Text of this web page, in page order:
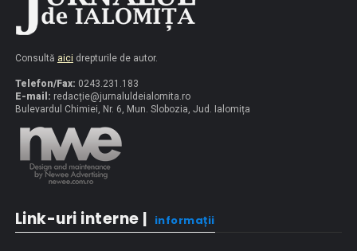
Consultă aici drepturile de autor.
Telefon/Fax: 0243.231.183
E-mail: redacție@jurnaluldeialomita.ro
Bulevardul Chimiei, Nr. 6, Mun. Slobozia, Jud. Ialomița
Link-uri interne | informații